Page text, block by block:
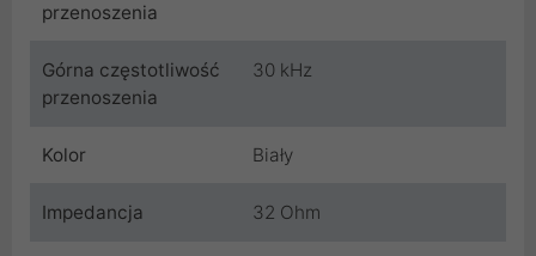
przenoszenia
Górna częstotliwość
przenoszenia
30 kHz
Kolor Biały
Impedancja 32 Ohm